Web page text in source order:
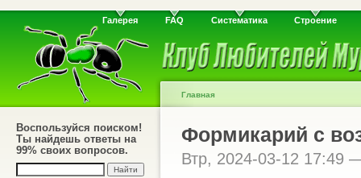
Галерея FAQ Систематика Строение
Воспользуйся поиском!
Ты найдешь ответы на
99% своих вопросов.
Главная
Формикарий с
Втр, 2024-03-12 17:49